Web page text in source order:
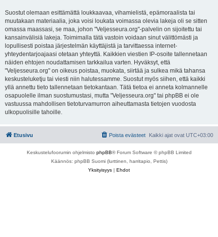
Suostut olemaan esittämättä loukkaavaa, vihamielistä, epämoraalista tai
muutakaan materiaalia, joka voisi loukata voimassa olevia lakeja oli se sitten
omassa maassasi, se maa, johon "Veljesseura.org"-palvelin on sijoitettu tai
kansainvälisiä lakeja. Toimimalla tätä vastoin voidaan sinut välittömästi ja
lopullisesti poistaa järjestelmän käyttäjistä ja tarvittaessa internet-
yhteydentarjoajaasi otetaan yhteyttä. Kaikkien viestien IP-osoite tallennetaan
näiden ehtojen noudattamisen tarkkailua varten. Hyväksyt, että
"Veljesseura.org" on oikeus poistaa, muokata, siirtää ja sulkea mikä tahansa
keskusteluketju tai viesti niin halutessamme. Suostut myös siihen, että kaikki
yllä annettu tieto tallennetaan tietokantaan. Tätä tietoa ei anneta kolmannelle
osapuolelle ilman suostumustasi, mutta "Veljesseura.org" tai phpBB ei ole
vastuussa mahdollisen tietoturvamurron aiheuttamasta tietojen vuodosta
ulkopuolisille tahoille.
Etusivu Kaikki ajat ovat UTC+03:00
Poista evästeet
Keskustelufoorumin ohjelmisto phpBB® Forum Software © phpBB Limited
Käännös: phpBB Suomi (lurttinen, harritapio, Pettis)
Yksityisyys | Ehdot